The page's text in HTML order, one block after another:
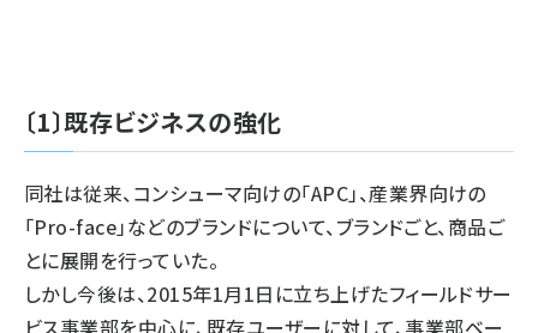
〔1〕既存ビジネスの強化
同社は従来、コンシューマ向けの「APC」、産業界向けの
「Pro-face」などのブランドについて、ブランドごと、商品ご
とに展開を行っていた。
しかし今後は、2015年1月1日に立ち上げたフィールドサー
ビス事業部を中心に、既存ユーザーに対して、事業部ベー